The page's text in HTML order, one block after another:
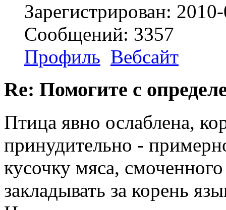
Зарегистрирован:
Сообщений: 3357
Профиль Вебсайт
Re: Помогите с
Птица явно ослаблена,
принудительно -
кусочку мяса,
закладывать за корень